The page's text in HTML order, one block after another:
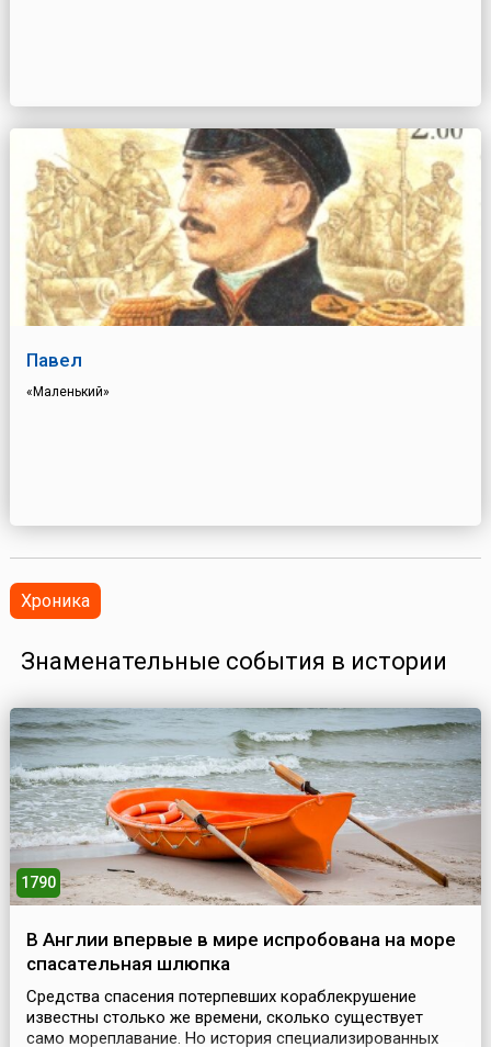
Павел
«Маленький»
Хроника
Знаменательные события в истории
1790
В Англии впервые в мире испробована на море
спасательная шлюпка
Средства спасения потерпевших кораблекрушение
известны столько же времени, сколько существует
само мореплавание. Но история специализированных